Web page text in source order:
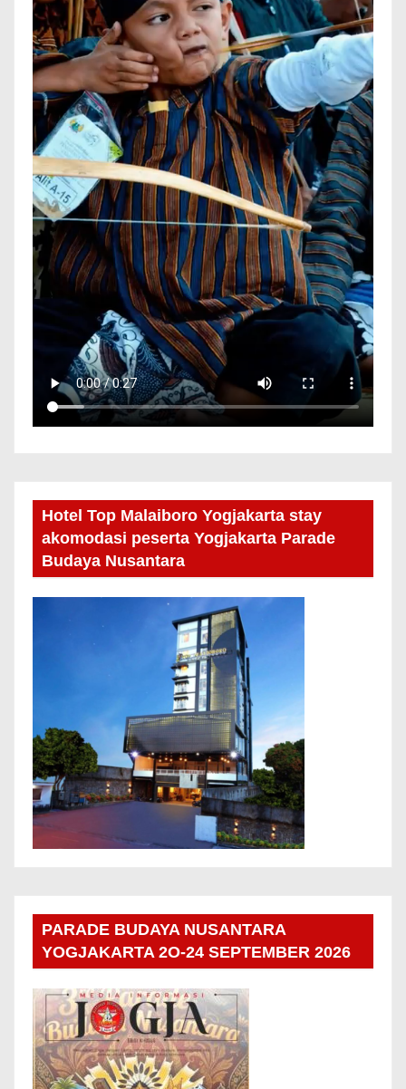
Hotel Top Malaiboro Yogjakarta stay
akomodasi peserta Yogjakarta Parade
Budaya Nusantara
PARADE BUDAYA NUSANTARA
YOGJAKARTA 2O-24 SEPTEMBER 2026